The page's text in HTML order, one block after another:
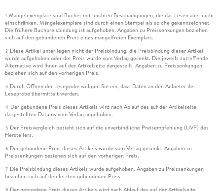
1 Mängelexemplare sind Bücher mit leichten Beschädigungen, die das Lesen aber nicht
einschränken. Mängelexemplare sind durch einen Stempel als solche gekennzeichnet.
Die frühere Buchpreisbindung ist aufgehoben. Angaben zu Preissenkungen beziehen
sich auf den gebundenen Preis eines mangelfreien Exemplars.
2 Diese Artikel unterliegen nicht der Preisbindung, die Preisbindung dieser Artikel
wurde aufgehoben oder der Preis wurde vom Verlag gesenkt. Die jeweils zutreffende
Alternative wird Ihnen auf der Artikelseite dargestellt. Angaben zu Preissenkungen
beziehen sich auf den vorherigen Preis.
3 Durch Öffnen der Leseprobe willigen Sie ein, dass Daten an den Anbieter der
Leseprobe übermittelt werden.
4 Der gebundene Preis dieses Artikels wird nach Ablauf des auf der Artikelseite
dargestellten Datums vom Verlag angehoben.
5 Der Preisvergleich bezieht sich auf die unverbindliche Preisempfehlung (UVP) des
Herstellers.
6 Der gebundene Preis dieses Artikels wurde vom Verlag gesenkt. Angaben zu
Preissenkungen beziehen sich auf den vorherigen Preis.
7 Die Preisbindung dieses Artikels wurde aufgehoben. Angaben zu Preissenkungen
beziehen sich auf den letzten gebundenen Preis.